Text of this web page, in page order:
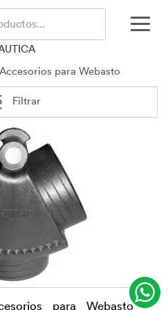
Accesorios para Webasto
Filtrar
para Webasto -